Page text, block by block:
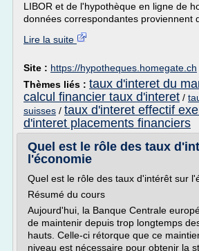
LIBOR et de l'hypothèque en ligne de
données correspondantes proviennent
Lire la suite
Site : https://hypotheques.homegate.ch
Thèmes liés : taux d'interet du
calcul financier taux d'interet /
suisses / taux d'interet effectif
d'interet placements financiers
Quel est le rôle des taux
l'économie
Quel est le rôle des taux d'intérêt sur
Résumé du cours
Aujourd'hui, la Banque Centrale
de maintenir depuis trop longtemps
hauts. Celle-ci rétorque que ce
niveau est nécessaire pour obtenir la